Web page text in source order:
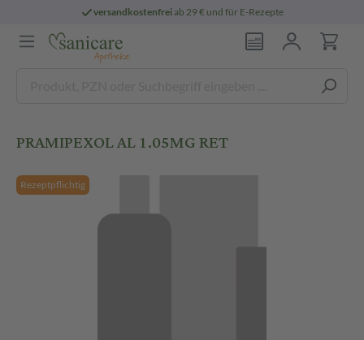
versandkostenfreiab 29 € und für E-Rezepte
PRAMIPEXOL AL 1.05MG RET
Rezeptpflichtig